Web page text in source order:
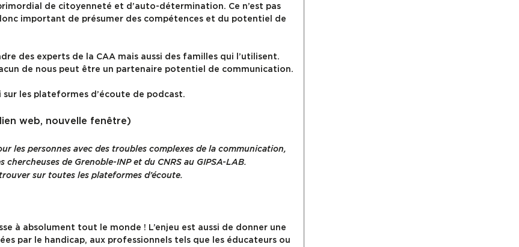
de citoyenneté et d’auto-détermination. Ce n’est pas
important de présumer des compétences et du potentiel de
des experts de la CAA mais aussi des familles qui l’utilisent.
de nous peut être un partenaire potentiel de communication.
les plateformes d’écoute de podcast.
web, nouvelle fenêtre)
les personnes avec des troubles complexes de la communication,
de Grenoble-INP et du CNRS au GIPSA-LAB.
sur toutes les plateformes d’écoute.
à absolument tout le monde ! L’enjeu est aussi de donner une
par le handicap, aux professionnels tels que les éducateurs ou